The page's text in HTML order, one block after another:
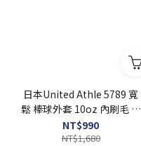
日本United Athle 5789 寬
鬆 棒球外套 10oz 內刷毛 【
FUZY 】 - UA5789
NT$990
NT$1,680